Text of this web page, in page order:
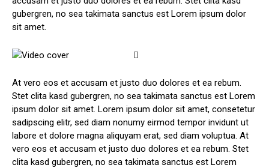
gubergren, no sea takimata sanctus est Lorem ipsum dolor
sit amet.
At vero eos et accusam et justo duo dolores et ea rebum.
Stet clita kasd gubergren, no sea takimata sanctus est Lorem
ipsum dolor sit amet. Lorem ipsum dolor sit amet, consetetur
sadipscing elitr, sed diam nonumy eirmod tempor invidunt ut
labore et dolore magna aliquyam erat, sed diam voluptua. At
vero eos et accusam et justo duo dolores et ea rebum. Stet
clita kasd gubergren, no sea takimata sanctus est Lorem